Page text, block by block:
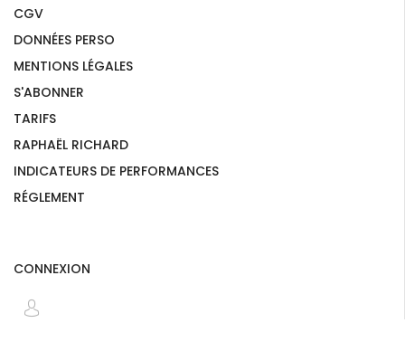
CGV
DONNÉES PERSO
MENTIONS LÉGALES
S'ABONNER
TARIFS
RAPHAËL RICHARD
INDICATEURS DE PERFORMANCES
RÉGLEMENT
CONNEXION